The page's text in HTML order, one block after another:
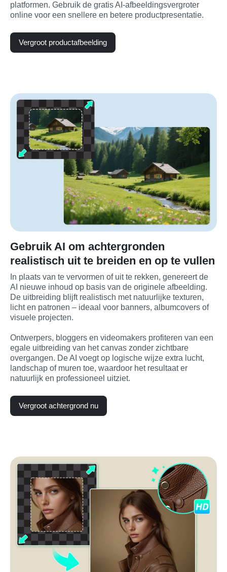
platformen. Gebruik de gratis AI-afbeeldingsvergroter
online voor een snellere en betere productpresentatie.
Vergroot productafbeelding
Gebruik AI om achtergronden
realistisch uit te breiden en op te vullen
In plaats van te vervormen of uit te rekken, genereert de
AI nieuwe inhoud op basis van de originele afbeelding.
De uitbreiding blijft realistisch met natuurlijke texturen,
licht en patronen – ideaal voor banners, albumcovers of
visuele projecten.
Ontwerpers, bloggers en videomakers profiteren van een
egale uitbreiding van het canvas zonder zichtbare
overgangen. De AI voegt op logische wijze extra lucht,
landschap of muren toe, waardoor het resultaat er
natuurlijk en professioneel uitziet.
Vergroot achtergrond nu